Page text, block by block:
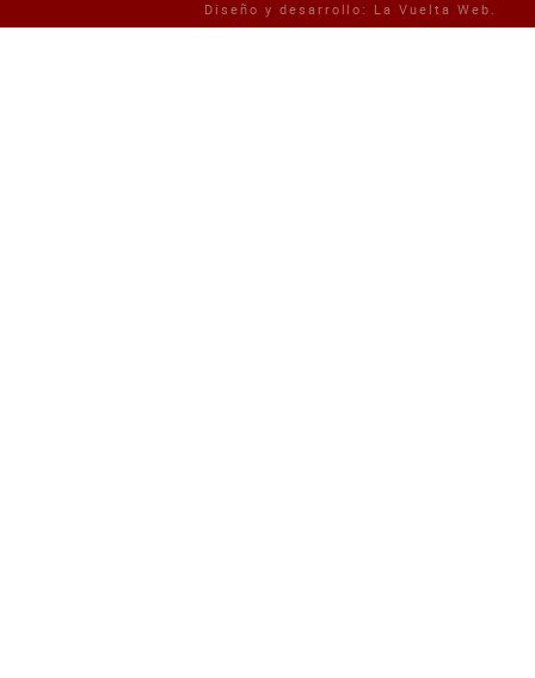
Diseño y desarrollo: La Vuelta Web .